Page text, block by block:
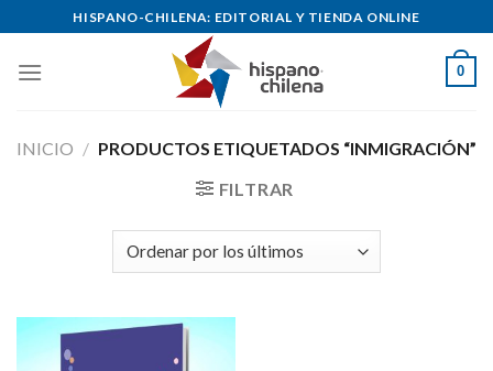
to
content
HISPANO-CHILENA: EDITORIAL Y TIENDA ONLINE
0
INICIO / PRODUCTOS ETIQUETADOS “INMIGRACIÓN”
FILTRAR